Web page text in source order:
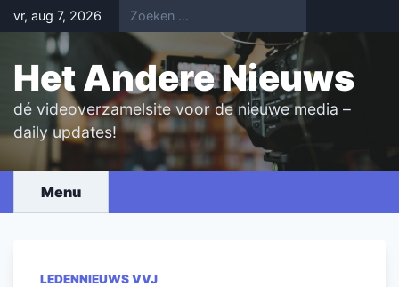
Skip
to
content
vr, aug 7, 2026
Het Andere Nieuws
dé videoverzamelsite voor de nieuwe media –
daily updates!
Menu
LEDENNIEUWS VVJ